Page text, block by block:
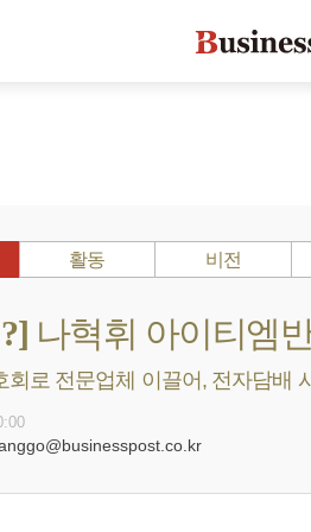
활동 비전
나혁휘 아이티엠
회로 전문업체 이끌어, 전자담배